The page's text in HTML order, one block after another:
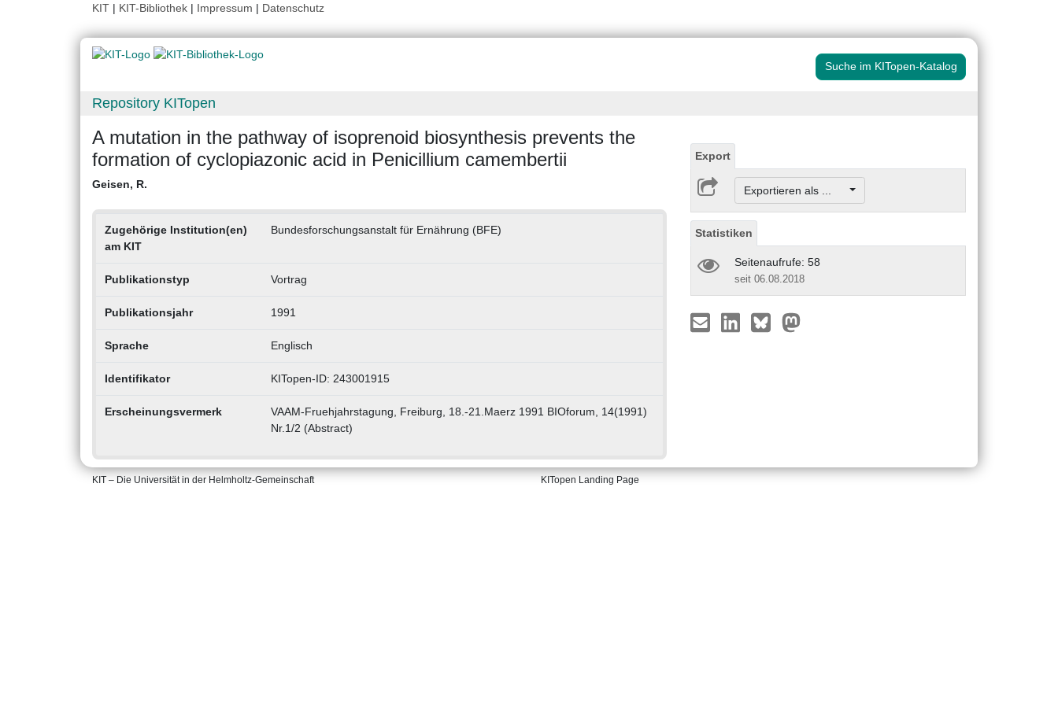
KIT | KIT-Bibliothek | Impressum | Datenschutz
Suche im KITopen-Katalog
Repository KITopen
A mutation in the pathway of isoprenoid biosynthesis prevents the
formation of cyclopiazonic acid in Penicillium camembertii
Geisen, R.
Zugehörige Institution(en)
am KIT
Bundesforschungsanstalt für Ernährung (BFE)
Publikationstyp Vortrag
Publikationsjahr 1991
Sprache Englisch
Identifikator KITopen-ID: 243001915
Erscheinungsvermerk
VAAM-Fruehjahrstagung, Freiburg, 18.-21.Maerz 1991 BIOforum, 14(1991)
Nr.1/2 (Abstract)
Export
Exportieren als ...
Statistiken
Seitenaufrufe: 58
seit 06.08.2018
KIT – Die Universität in der Helmholtz-Gemeinschaft KITopen Landing Page